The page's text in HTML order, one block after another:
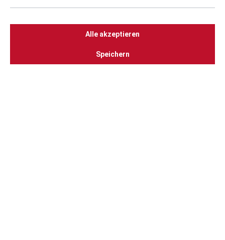
Räucher-Chips Kirsche
9,99 €
zzgl.Versandkosten
Alle akzeptieren
Speichern